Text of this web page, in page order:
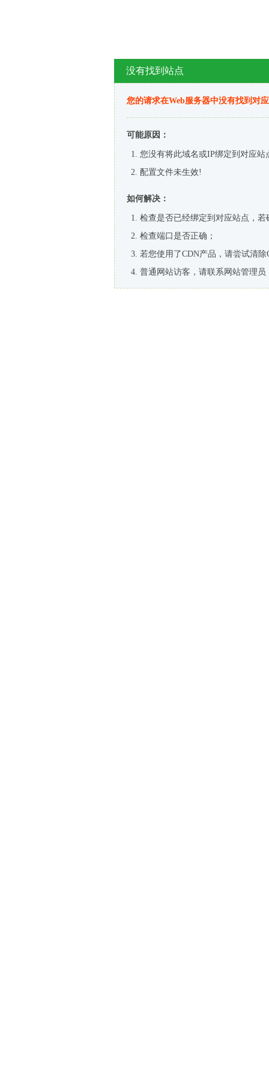
没有找到站点
您的请求在Web服务器中没有找到对
可能原因：
您没有将此域名或IP绑定到对应站
配置文件未生效!
如何解决：
检查是否已经绑定到对应站点，
检查端口是否正确；
若您使用了CDN产品，请尝试清除
普通网站访客，请联系网站管理员